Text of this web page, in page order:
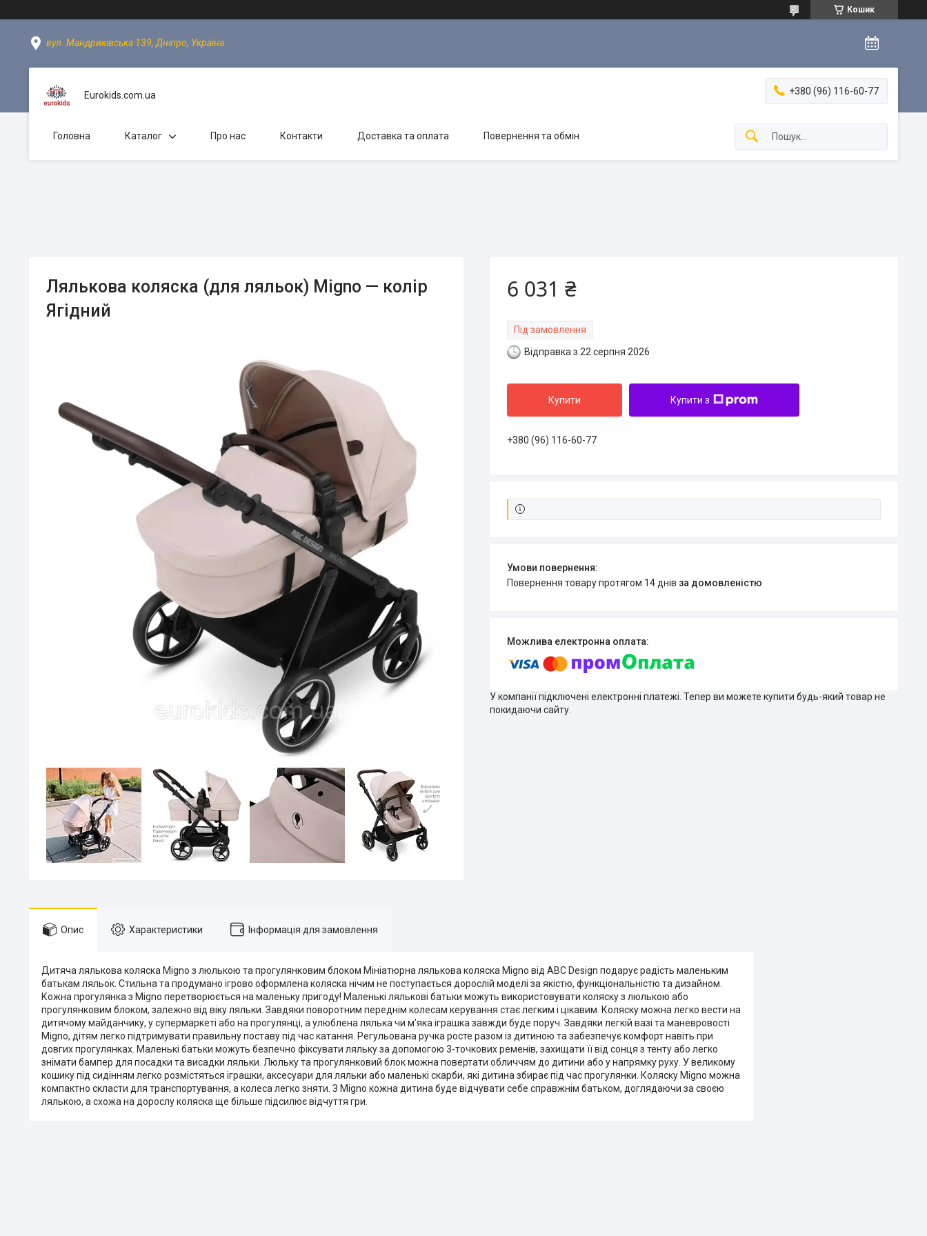
Кошик
вул. Мандриківська 139, Дніпро, Україна
Eurokids.com.ua +380 (96) 116-60-77
Головна Каталог Про нас Контакти Доставка та оплата Повернення та обмін
Лялькова коляска (для ляльок) Migno — колір
Ягідний
6 031 ₴
Під замовлення
Відправка з 22 серпня 2026
Купити Купити з
+380 (96) 116-60-77
повернення товару протягом 14 днів за домовленістю
У компанії підключені електронні платежі. Тепер ви можете купити будь-який товар не
покидаючи сайту.
Опис Характеристики Інформація для замовлення
Дитяча лялькова коляска Migno з люлькою та прогулянковим блоком Мініатюрна лялькова коляска Migno від ABC Design подарує радість маленьким
батькам ляльок. Стильна та продумано ігрово оформлена коляска нічим не поступається дорослій моделі за якістю, функціональністю та дизайном.
Кожна прогулянка з Migno перетворюється на маленьку пригоду! Маленькі лялькові батьки можуть використовувати коляску з люлькою або
прогулянковим блоком, залежно від віку ляльки. Завдяки поворотним переднім колесам керування стає легким і цікавим. Коляску можна легко вести на
дитячому майданчику, у супермаркеті або на прогулянці, а улюблена лялька чи м’яка іграшка завжди буде поруч. Завдяки легкій вазі та маневровості
Migno, дітям легко підтримувати правильну поставу під час катання. Регульована ручка росте разом із дитиною та забезпечує комфорт навіть при
довгих прогулянках. Маленькі батьки можуть безпечно фіксувати ляльку за допомогою 3-точкових ременів, захищати її від сонця з тенту або легко
знімати бампер для посадки та висадки ляльки. Люльку та прогулянковий блок можна повертати обличчям до дитини або у напрямку руху. У великому
кошику під сидінням легко розмістяться іграшки, аксесуари для ляльки або маленькі скарби, які дитина збирає під час прогулянки. Коляску Migno можна
компактно скласти для транспортування, а колеса легко зняти. З Migno кожна дитина буде відчувати себе справжнім батьком, доглядаючи за своєю
лялькою, а схожа на дорослу коляска ще більше підсилює відчуття гри.